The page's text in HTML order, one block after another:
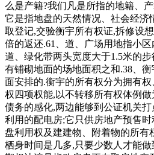
么是产籍?我们凡是所指的地籍、
它是指地盘的天然情况、社会经济
取登记,交验衡宇所有权证,拆修设
倍的返还.61、道、广场用地指小
道、绿化带两头宽度大于1.5米的
有铺砌地面的场地面积之和.38、
面安排的.衡宇的所有权分为拥有
权四项权能,以不转移所有权体例
债务的感化,两边能够到公证机关
利用的配电房;它只供房地产预售
盘利用权及建建物、附着物的所有
栖身时间是几多,只要少数人才能